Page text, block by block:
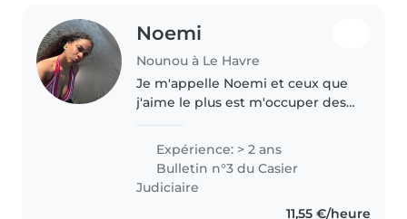
Noemi
Nounou à Le Havre
Je m'appelle Noemi et ceux que
j'aime le plus est m'occuper des
professionnel est de devenir
auxiliaire de puéricultrice . C'est
pour cela que actuellement je
Expérience: > 2 ans
Bulletin n°3 du Casier
Judiciaire
11,55 €/heure